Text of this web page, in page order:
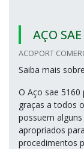
AÇO
ACOPORT
Saiba mais
O Aço sae
graças a todos
possuem
apropriados
procedimentos